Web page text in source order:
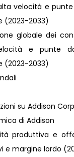
velocità e
(2023-2033)
globale dei
e punte
(2023-2033)
su Addison
di Addison
produttiva e
e margine lordo